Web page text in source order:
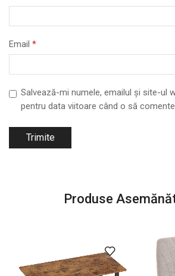
Email *
Salvează-mi numele, emailul și site-ul
pentru data viitoare când o să
Produse